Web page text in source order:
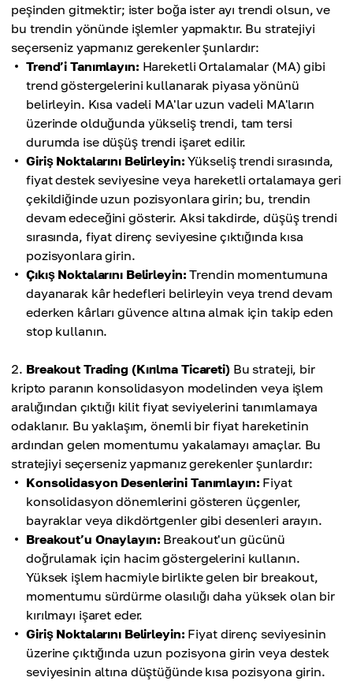
peşinden gitmektir; ister boğa ister ayı trendi olsun, ve
bu trendin yönünde işlemler yapmaktır. Bu stratejiyi
seçerseniz yapmanız gerekenler şunlardır:
Trend’i Tanımlayın: Hareketli Ortalamalar (MA) gibi
trend göstergelerini kullanarak piyasa yönünü
belirleyin. Kısa vadeli MA'lar uzun vadeli MA'ların
üzerinde olduğunda yükseliş trendi, tam tersi
durumda ise düşüş trendi işaret edilir.
Giriş Noktalarını Belirleyin: Yükseliş trendi sırasında,
fiyat destek seviyesine veya hareketli ortalamaya geri
çekildiğinde uzun pozisyonlara girin; bu, trendin
devam edeceğini gösterir. Aksi takdirde, düşüş trendi
sırasında, fiyat direnç seviyesine çıktığında kısa
pozisyonlara girin.
Çıkış Noktalarını Belirleyin: Trendin momentumuna
dayanarak kâr hedefleri belirleyin veya trend devam
ederken kârları güvence altına almak için takip eden
stop kullanın.
Breakout Trading (Kırılma Ticareti) Bu strateji, bir
kripto paranın konsolidasyon modelinden veya işlem
aralığından çıktığı kilit fiyat seviyelerini tanımlamaya
odaklanır. Bu yaklaşım, önemli bir fiyat hareketinin
ardından gelen momentumu yakalamayı amaçlar. Bu
stratejiyi seçerseniz yapmanız gerekenler şunlardır:
Konsolidasyon Desenlerini Tanımlayın: Fiyat
konsolidasyon dönemlerini gösteren üçgenler,
bayraklar veya dikdörtgenler gibi desenleri arayın.
Breakout’u Onaylayın: Breakout'un gücünü
doğrulamak için hacim göstergelerini kullanın.
Yüksek işlem hacmiyle birlikte gelen bir breakout,
momentumu sürdürme olasılığı daha yüksek olan bir
kırılmayı işaret eder.
Giriş Noktalarını Belirleyin: Fiyat direnç seviyesinin
üzerine çıktığında uzun pozisyona girin veya destek
seviyesinin altına düştüğünde kısa pozisyona girin.